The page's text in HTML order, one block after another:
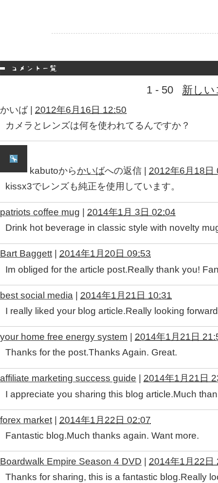
1 - 50 新し
かいば| 2012年6月16日 12:50
カメラとレンズは何を使われてるんですか？
kabutoからかいばへの返信 | 2012年6月18日
kissx3でレンズも純正を使用しています。
patriots coffee mug
2014年1月 3日 02:04
Drink hot beverage in classic style with novelty
Bart Baggett
2014年1月20日 09:53
Im obliged for the article post.Really thank you!
best social media | 2014年1月21日 10:31
I really liked your blog article.Really looking
your home free energy system
2014年1月21日
Thanks for the post.Thanks Again. Great.
affiliate marketing success guide
2014年1月21日
I appreciate you sharing this blog article.Much
forex market | 2014年1月22日 02:07
Fantastic blog.Much thanks again. Want more.
Boardwalk Empire Season 4 DVD
2014年1月22日
Thanks for sharing, this is a fantastic blog.Really